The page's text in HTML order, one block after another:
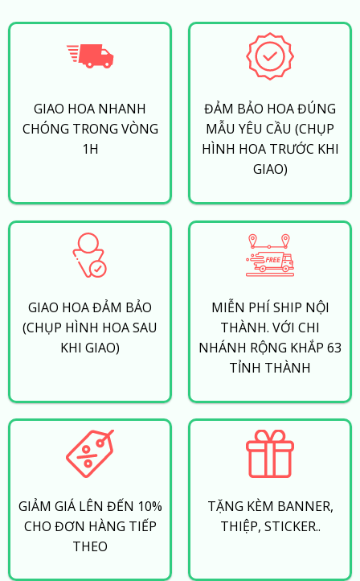
GIAO HOA NHANH
CHÓNG TRONG VÒNG
1H
ĐẢM BẢO HOA ĐÚNG
MẪU YÊU CẦU (CHỤP
HÌNH HOA TRƯỚC KHI
GIAO)
GIAO HOA ĐẢM BẢO
(CHỤP HÌNH HOA SAU
KHI GIAO)
MIỄN PHÍ SHIP NỘI
THÀNH. VỚI CHI
NHÁNH RỘNG KHẮP 63
TỈNH THÀNH
GIẢM GIÁ LÊN ĐẾN 10%
CHO ĐƠN HÀNG TIẾP
THEO
TẶNG KÈM BANNER,
THIỆP, STICKER..